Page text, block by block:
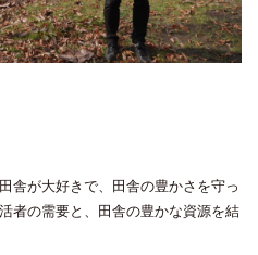
舎が大好きで、田舎の豊かさを守っ
者の需要と、田舎の豊かな資源を結